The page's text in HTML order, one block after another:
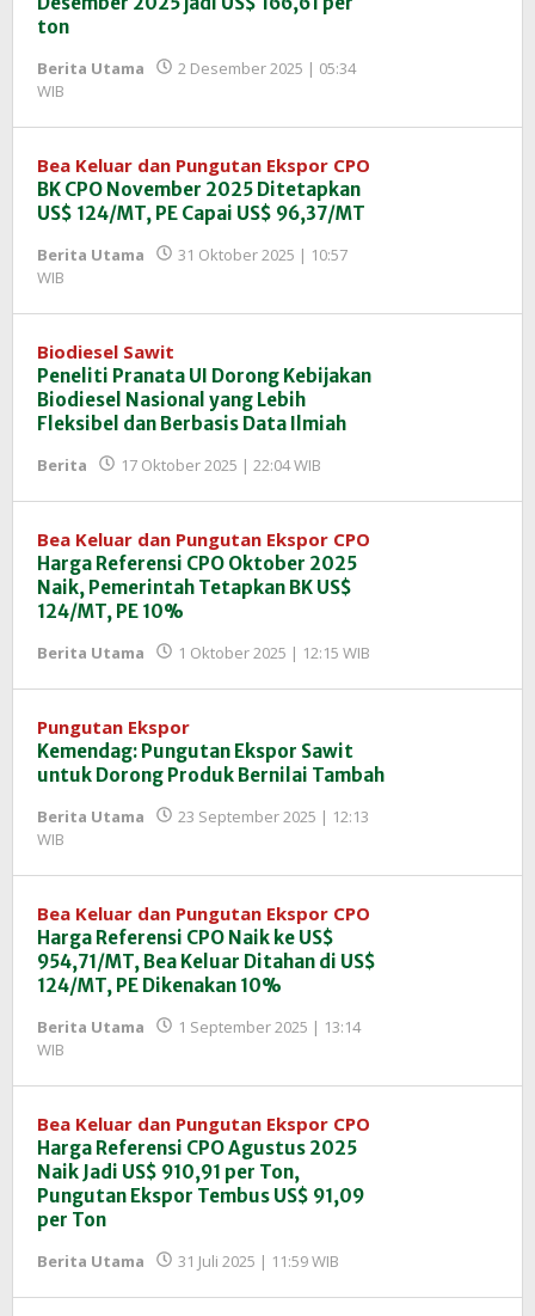
ton
Berita Utama
2 Desember 2025 | 05:34
WIB
InfoSAWIT
Bea Keluar dan Pungutan Ekspor CPO
BK CPO November 2025 Ditetapkan
US$ 124/MT, PE Capai US$ 96,37/MT
Berita Utama
31 Oktober 2025 | 10:57
WIB
InfoSAWIT
Biodiesel Sawit
Peneliti Pranata UI Dorong Kebijakan
Biodiesel Nasional yang Lebih
Fleksibel dan Berbasis Data Ilmiah
Berita 17 Oktober 2025 | 22:04 WIB
InfoSAWIT
Bea Keluar dan Pungutan Ekspor CPO
Harga Referensi CPO Oktober 2025
Naik, Pemerintah Tetapkan BK US$
124/MT, PE 10%
Berita Utama 1 Oktober 2025 | 12:15 WIB
InfoSAWIT
Pungutan Ekspor
Kemendag: Pungutan Ekspor Sawit
untuk Dorong Produk Bernilai Tambah
Berita Utama
23 September 2025 | 12:13
WIB
InfoSAWIT
Bea Keluar dan Pungutan Ekspor CPO
Harga Referensi CPO Naik ke US$
954,71/MT, Bea Keluar Ditahan di US$
124/MT, PE Dikenakan 10%
Berita Utama
1 September 2025 | 13:14
WIB
InfoSAWIT
Bea Keluar dan Pungutan Ekspor CPO
Harga Referensi CPO Agustus 2025
Naik Jadi US$ 910,91 per Ton,
Pungutan Ekspor Tembus US$ 91,09
per Ton
Berita Utama 31 Juli 2025 | 11:59 WIB
InfoSAWIT